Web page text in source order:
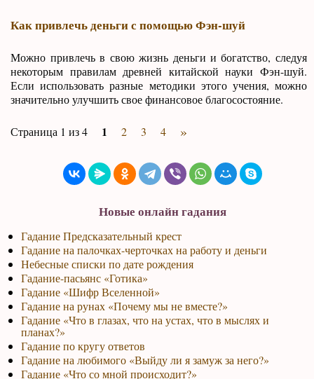
Как привлечь деньги с помощью Фэн-шуй
Можно привлечь в свою жизнь деньги и богатство, следуя
некоторым правилам древней китайской науки Фэн-шуй.
Если использовать разные методики этого учения, можно
значительно улучшить свое финансовое благосостояние.
Страница 1 из 4 1 2 3 4 »
Новые онлайн гадания
Гадание Предсказательный крест
Гадание на палочках-черточках на работу и деньги
Небесные списки по дате рождения
Гадание-пасьянс «Готика»
Гадание «Шифр Вселенной»
Гадание на рунах «Почему мы не вместе?»
Гадание «Что в глазах, что на устах, что в мыслях и
планах?»
Гадание по кругу ответов
Гадание на любимого «Выйду ли я замуж за него?»
Гадание «Что со мной происходит?»